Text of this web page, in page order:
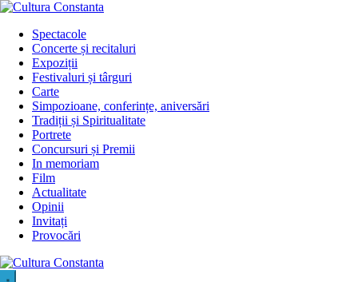
Sari
conținutSpectacole
Concerte și recitaluri
Expoziții
Festivaluri și târguri
Carte
Simpozioane, conferințe, aniversări
Tradiții și Spiritualitate
Portrete
Concursuri și Premii
In memoriam
Film
Actualitate
Opinii
Invitați
Provocări